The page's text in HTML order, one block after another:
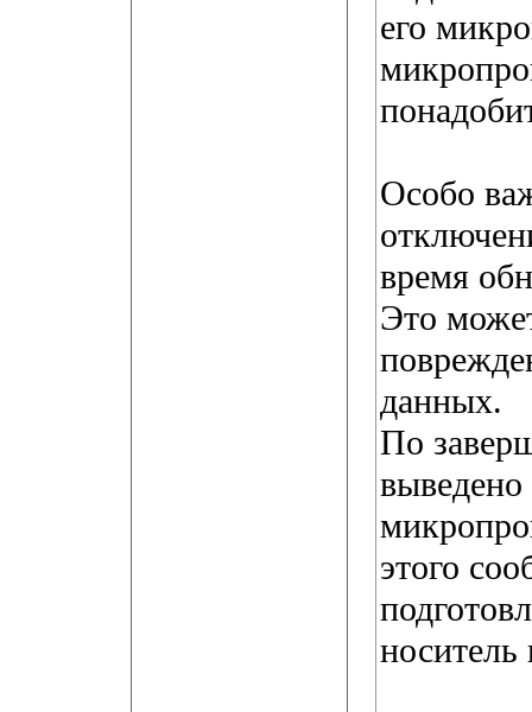
его
Особо
время
Это
данных.
По
этого
носитель